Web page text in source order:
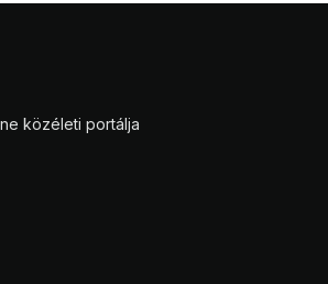
közéleti portálja